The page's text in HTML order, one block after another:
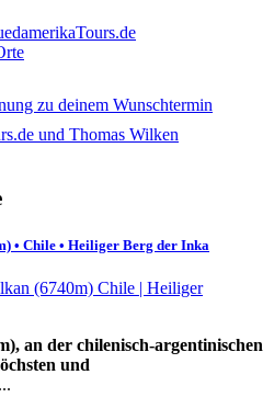
zu deinem Wunschtermin
und Thomas Wilken
• Chile • Heiliger Berg der Inka
an der chilenisch-argentinischen
und
...